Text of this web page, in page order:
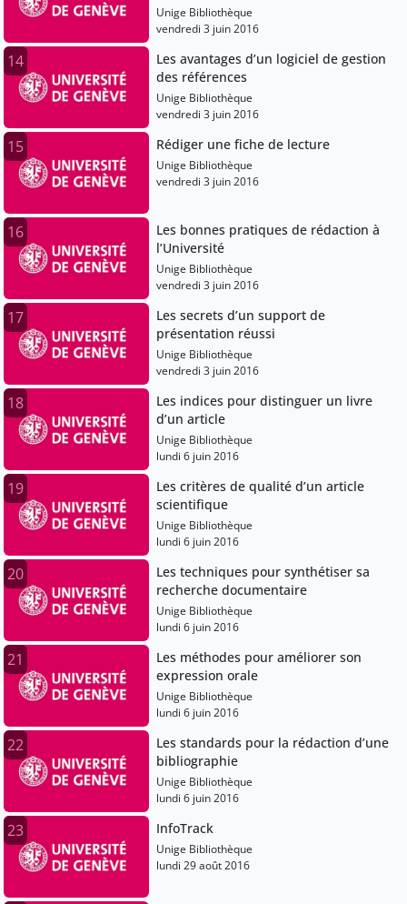
Unige Bibliothèque
vendredi 3 juin 2016
14
Les avantages d’un logiciel de gestion
des références
Unige Bibliothèque
vendredi 3 juin 2016
15 Rédiger une fiche de lecture
Unige Bibliothèque
vendredi 3 juin 2016
16
Les bonnes pratiques de rédaction à
l’Université
Unige Bibliothèque
vendredi 3 juin 2016
17
Les secrets d’un support de
présentation réussi
Unige Bibliothèque
vendredi 3 juin 2016
18
Les indices pour distinguer un livre
d’un article
Unige Bibliothèque
lundi 6 juin 2016
19
Les critères de qualité d’un article
scientifique
Unige Bibliothèque
lundi 6 juin 2016
20
Les techniques pour synthétiser sa
recherche documentaire
Unige Bibliothèque
lundi 6 juin 2016
21
Les méthodes pour améliorer son
expression orale
Unige Bibliothèque
lundi 6 juin 2016
22
Les standards pour la rédaction d’une
bibliographie
Unige Bibliothèque
lundi 6 juin 2016
23 InfoTrack
Unige Bibliothèque
lundi 29 août 2016